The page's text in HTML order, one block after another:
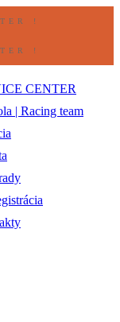
!
!
CENTER
| Racing team